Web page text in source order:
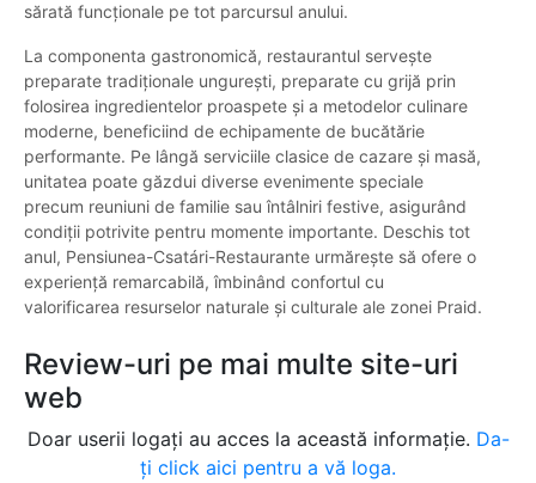
sărată funcționale pe tot parcursul anului.
La componenta gastronomică, restaurantul servește
preparate tradiționale ungurești, preparate cu grijă prin
folosirea ingredientelor proaspete și a metodelor culinare
moderne, beneficiind de echipamente de bucătărie
performante. Pe lângă serviciile clasice de cazare și masă,
unitatea poate găzdui diverse evenimente speciale
precum reuniuni de familie sau întâlniri festive, asigurând
condiții potrivite pentru momente importante. Deschis tot
anul, Pensiunea-Csatári-Restaurante urmărește să ofere o
experiență remarcabilă, îmbinând confortul cu
valorificarea resurselor naturale și culturale ale zonei Praid.
Review-uri pe mai multe site-uri
web
Doar userii logați au acces la această informație. Da-
ți click aici pentru a vă loga.